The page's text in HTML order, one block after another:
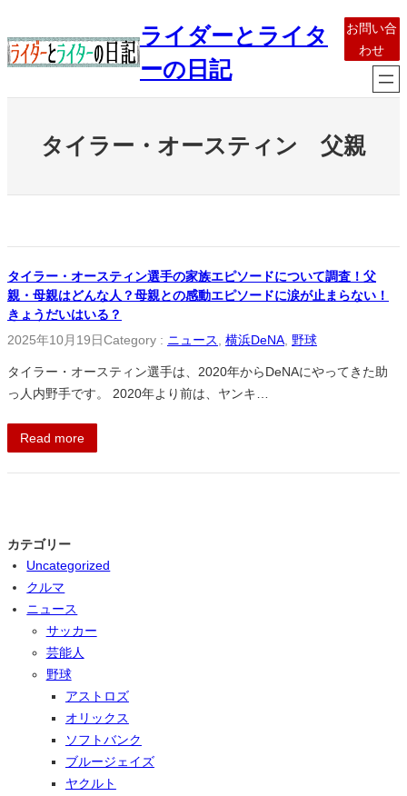
容
を
ライダーとライタ
ーの日記
お問い合
わせ
タイラー・オースティン 父親
タイラー・オースティン選手の家族エピソードについて調査！父
親・母親はどんな人？母親との感動エピソードに涙が止まらない！
きょうだいはいる？
2025年10月19日Category : ニュース 横浜DeNA 野球
タイラー・オースティン選手は、2020年からDeNAにやってきた助
っ人内野手です。 2020年より前は、ヤンキ…
Read more
カテゴリー
Uncategorized
クルマ
ニュース
サッカー
芸能人
野球
アストロズ
オリックス
ソフトバンク
ブルージェイズ
ヤクルト